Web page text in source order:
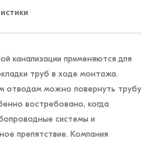
канализации применяются для
труб в ходе монтажа.
отводам можно повернуть трубу
востребовано, когда
системы и
препятствие. Компания